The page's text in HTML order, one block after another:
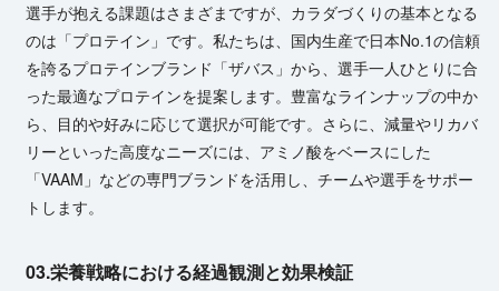
選手が抱える課題はさまざまですが、カラダづくりの基本となる
のは「プロテイン」です。私たちは、国内生産で日本No.1の信頼
を誇るプロテインブランド「ザバス」から、選手一人ひとりに合
った最適なプロテインを提案します。豊富なラインナップの中か
ら、目的や好みに応じて選択が可能です。さらに、減量やリカバ
リーといった高度なニーズには、アミノ酸をベースにした
「VAAM」などの専門ブランドを活用し、チームや選手をサポー
ト し ま す 。
03.栄養戦略における経過観測と効果検証